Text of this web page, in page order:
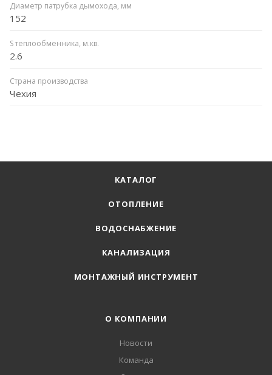
Диаметр патрубка дымохода, мм
152
S теплообменника, м.кв.
2.6
Страна производства
Чехия
КАТАЛОГ
ОТОПЛЕНИЕ
ВОДОСНАБЖЕНИЕ
КАНАЛИЗАЦИЯ
МОНТАЖНЫЙ ИНСТРУМЕНТ
О КОМПАНИИ
Новости
Команда